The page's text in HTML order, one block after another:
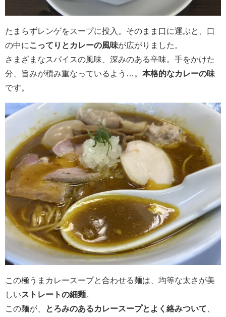
たまらずレンゲをスープに投入。そのまま口に運ぶと、口
の中に こってりとカレーの風味が広がりました。
さまざまなスパイスの風味、深みのある辛味。手をかけた
分、旨みが積み重なっているよう…。 本格的なカレーの味
です。
この極うまカレースープと合わせる麺は、均等な太さが美
しいストレートの細麺
この麺が、
とろみのあるカレースープとよく絡みついて